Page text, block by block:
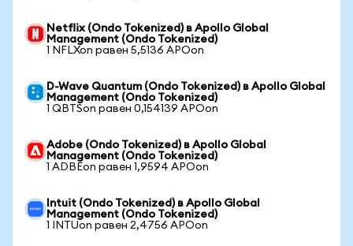
Netflix (Ondo Tokenized) в Apollo Global
Management (Ondo Tokenized)
1 NFLXon равен 5,5136 APOon
D-Wave Quantum (Ondo Tokenized) в Apollo Global
Management (Ondo Tokenized)
1 QBTSon равен 0,154139 APOon
Adobe (Ondo Tokenized) в Apollo Global
Management (Ondo Tokenized)
1 ADBEon равен 1,9594 APOon
Intuit (Ondo Tokenized) в Apollo Global
Management (Ondo Tokenized)
1 INTUon равен 2,4756 APOon